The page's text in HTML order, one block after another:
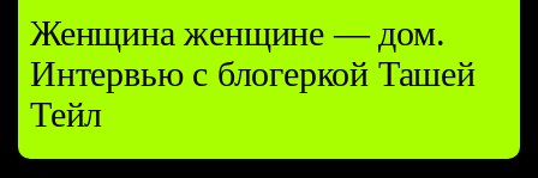
Женщина женщине — дом.
Интервью с блогеркой Ташей
Тейл